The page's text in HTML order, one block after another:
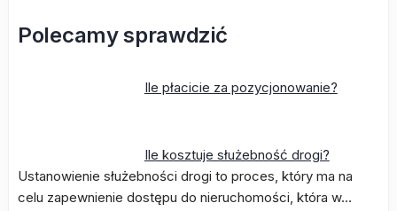
Polecamy sprawdzić
Ile płacicie za pozycjonowanie?
Ile kosztuje służebność drogi?
Ustanowienie służebności drogi to proces, który ma na
celu zapewnienie dostępu do nieruchomości, która w…